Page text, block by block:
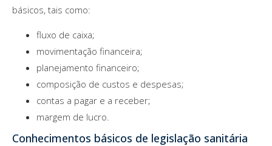
básicos, tais como:
fluxo de caixa;
movimentação financeira;
planejamento financeiro;
composição de custos e despesas;
contas a pagar e a receber;
margem de lucro.
Conhecimentos básicos de legislação sanitária